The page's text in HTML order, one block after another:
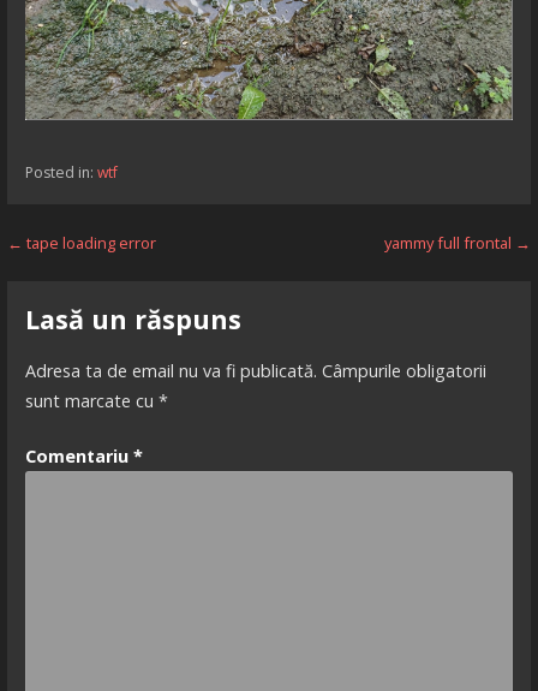
Posted in: wtf
Navigare
articole
← tape loading error yammy full frontal →
Lasă un răspuns
Adresa ta de email nu va fi publicată. Câmpurile obligatorii
sunt marcate cu *
Comentariu *